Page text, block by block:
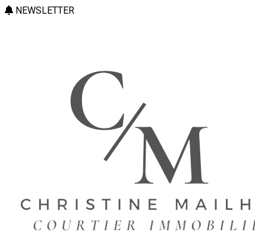
NEWSLETTER